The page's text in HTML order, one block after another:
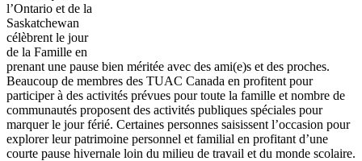
l’Ontario et de la
Saskatchewan
célèbrent le jour
de la Famille en
prenant une pause bien méritée avec des ami(e)s et des proches.
Beaucoup de membres des TUAC Canada en profitent pour
participer à des activités prévues pourtoute la famille et nombre de
communautés proposent des activités publiques spéciales pour
marquerle jourférié. Certaines personnes saisissent l’occasion pour
explorerleur patrimoine personnel et familial en profitant d’une
courte pause hivernale loin du milieu de travail et du monde scolaire.